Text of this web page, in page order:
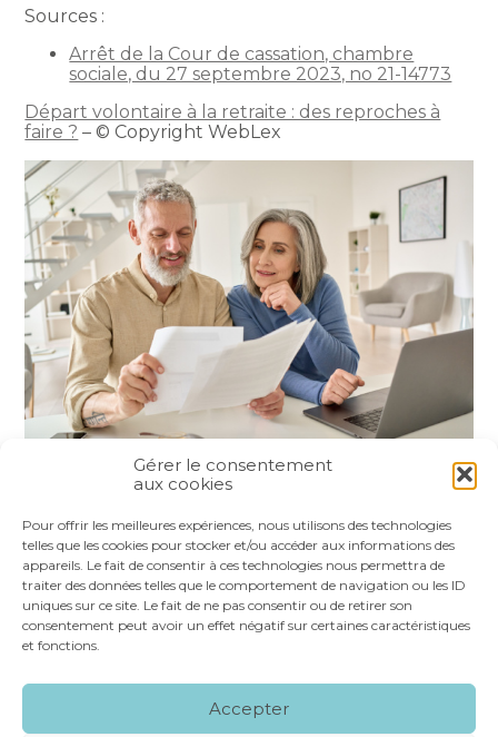
Gérer le consentement
aux cookies
Pour offrir les meilleures expériences, nous utilisons des technologies
telles que les cookies pour stocker et/ou accéder aux informations des
appareils. Le fait de consentir à ces technologies nous permettra de
traiter des données telles que le comportement de navigation ou les ID
uniques sur ce site. Le fait de ne pas consentir ou de retirer son
consentement peut avoir un effet négatif sur certaines caractéristiques
et fonctions.
Accepter
Sources :
Arrêt de la Cour de cassation, chambre
sociale, du 27 septembre 2023, no 21-14773
Départ volontaire à la retraite : des reproches à
faire ? – © Copyright WebLex
FaceBook
TwitterLinkedIn
Footer
NOS SERVICES